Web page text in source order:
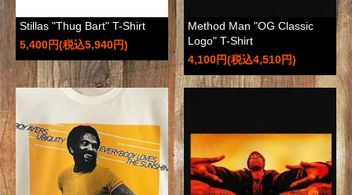
Stillas "Thug Bart" T-Shirt
5,400円(税込5,940円)
Method Man "OG Classic
Logo" T-Shirt
4,100円(税込4,510円)